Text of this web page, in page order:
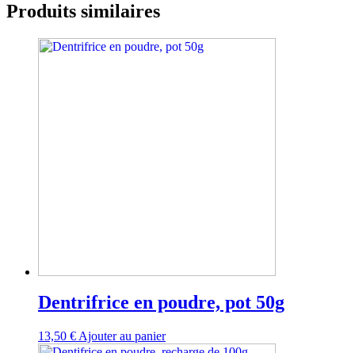
Produits similaires
Dentrifrice en poudre, pot 50g
13,50 € Ajouter au panier